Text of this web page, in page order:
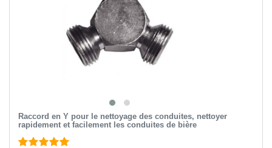
Raccord en Y pour le nettoyage des conduites, nettoyer
rapidement et facilement les conduites de bière